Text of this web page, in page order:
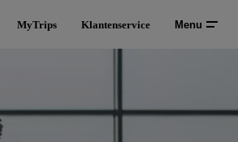
MyTrips Klantenservice Menu